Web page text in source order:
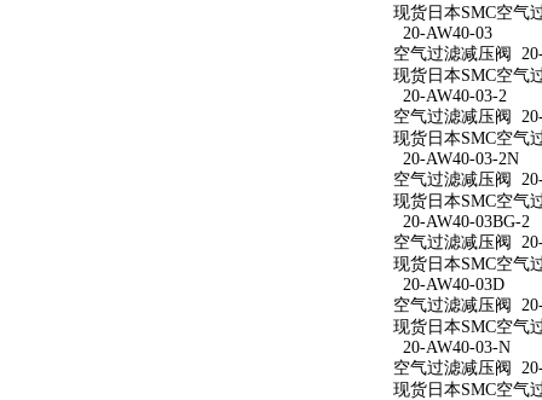
现货日本SMC空气
20-AW40-03
空气过滤减压阀
现货日本SMC空气
20-AW40-03-2
空气过滤减压阀
现货日本SMC空气
20-AW40-03-2N
空气过滤减压阀
现货日本SMC空气
20-AW40-03BG-2
空气过滤减压阀
现货日本SMC空气
20-AW40-03D
空气过滤减压阀
现货日本SMC空气
20-AW40-03-N
空气过滤减压阀
现货日本SMC空气